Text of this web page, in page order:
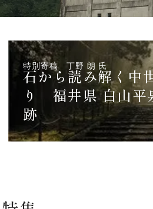
特別寄稿 丁野 朗 氏
石から読み解く中
り 福井県 白山平
跡